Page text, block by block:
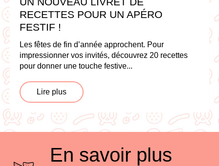
RECETTES POUR UN APÉRO
FESTIF !
Les fêtes de fin d’année approchent. Pour
impressionner vos invités, découvrez 20 recettes
pour donner une touche festive...
Lire plus
En savoir plus